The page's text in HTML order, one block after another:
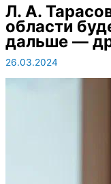
Л. А.
области
дальше —
26.03.2024